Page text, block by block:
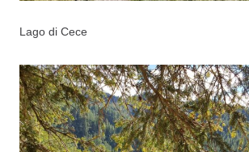
Lago di Cece